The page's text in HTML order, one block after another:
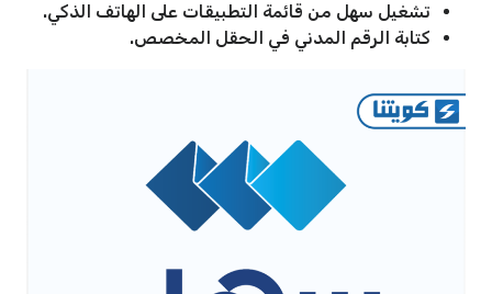
تشغيل سهل من قائمة التطبيقات على الهاتف الذكي.
كتابة الرقم المدني في الحقل المخصص.